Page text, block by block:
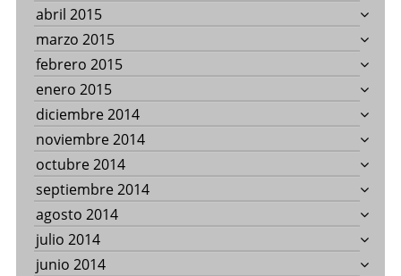
abril 2015
marzo 2015
febrero 2015
enero 2015
diciembre 2014
noviembre 2014
octubre 2014
septiembre 2014
agosto 2014
julio 2014
junio 2014